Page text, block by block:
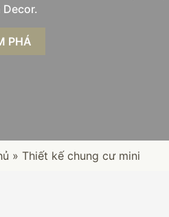
Decor.
PHÁ
» Thiết kế chung cư mini